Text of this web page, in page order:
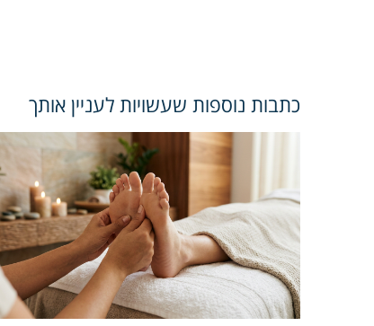
כתבות נוספות שעשויות לעניין אותך